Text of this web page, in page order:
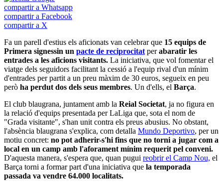
compartir a Whatsapp
compartir a Facebook
compartir a X
Fa un parell d'estius els aficionats van celebrar que 15 equips de
Primera signessin un pacte de reciprocitat perabaratir les
entrades a les aficions visitants. La iniciativa, que vol fomentar el
viatge dels seguidors facilitant la cessió a l'equip rival d'un mínim
d'entrades per partit a un preu màxim de 30 euros, segueix en peu
però ha perdut dos dels seus membres. Un d'ells, el Barça.
El club blaugrana, juntament amb la Reial Societat, ja no figura en
la relació d'equips presentada per LaLiga que, sota el nom de
"Grada visitante", s'han unit contra els preus abusius. No obstant,
l'absència blaugrana s'explica, com detalla Mundo Deportivo, per un
motiu concret: no pot adherir-s'hi fins que no torni a jugar com a
local en un camp amb l'aforament mínim requerit pel conveni.
D'aquesta manera, s'espera que, quan pugui reobrir el Camp Nou, el
Barça torni a formar part d'una iniciativa que la temporada
passada va vendre 64.000 localitats.